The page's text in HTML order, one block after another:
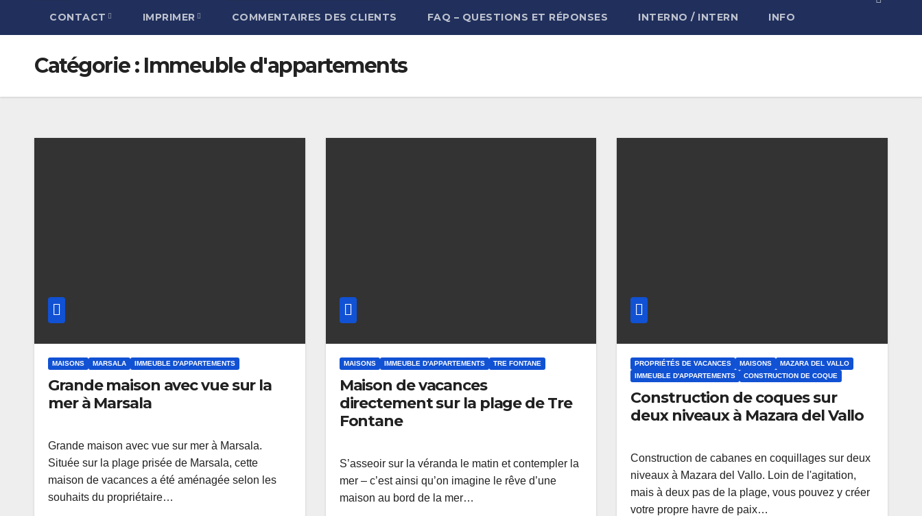
CONTACT IMPRIMER COMMENTAIRES DES CLIENTS FAQ – QUESTIONS ET RÉPONSES INTERNO / INTERN INFO
Catégorie : Immeuble d'appartements
MAISONS MARSALA IMMEUBLE D'APPARTEMENTS
Grande maison avec vue sur la
mer à Marsala
Grande maison avec vue sur mer à Marsala.
Située sur la plage prisée de Marsala, cette
maison de vacances a été aménagée selon les
souhaits du propriétaire…
MAISONS IMMEUBLE D'APPARTEMENTS TRE FONTANE
Maison de vacances
directement sur la plage de Tre
Fontane
S’asseoir sur la véranda le matin et contempler la
mer – c’est ainsi qu’on imagine le rêve d’une
maison au bord de la mer…
PROPRIÉTÉS DE VACANCES MAISONS
MAZARA DEL VALLO
IMMEUBLE D'APPARTEMENTS
CONSTRUCTION DE COQUE
Construction de coques sur
deux niveaux à Mazara del Vallo
Construction de cabanes en coquillages sur deux
niveaux à Mazara del Vallo. Loin de l'agitation,
mais à deux pas de la plage, vous pouvez y créer
votre propre havre de paix…